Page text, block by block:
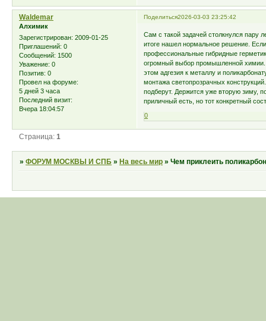
Поделиться2026-03-03 23:25:42
Waldemar
Алхимик
Зарегистрирован: 2009-01-25
Приглашений: 0
Сообщений: 1500
Уважение: 0
Позитив: 0
Провел на форуме:
5 дней 3 часа
Последний визит:
Вчера 18:04:57
Сам с такой задачей столкнулся пару
итоге нашел нормальное решение.
профессиональные гибридные
огромный выбор промышленной химии.
этом адгезия к металлу и
монтажа светопрозрачных
подберут. Держится уже вторую зиму,
приличный есть, но тот конкретный
0
Страница:1
»ФОРУМ МОСКВЫ И СПБ » На весь мир »Чем приклеить